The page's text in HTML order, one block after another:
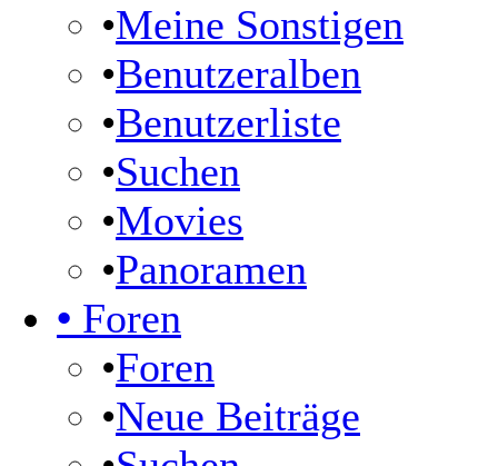
•Meine Sonstigen
•Benutzeralben
•Benutzerliste
•Suchen
•Movies
•Panoramen
• Foren
•Foren
•Neue Beiträge